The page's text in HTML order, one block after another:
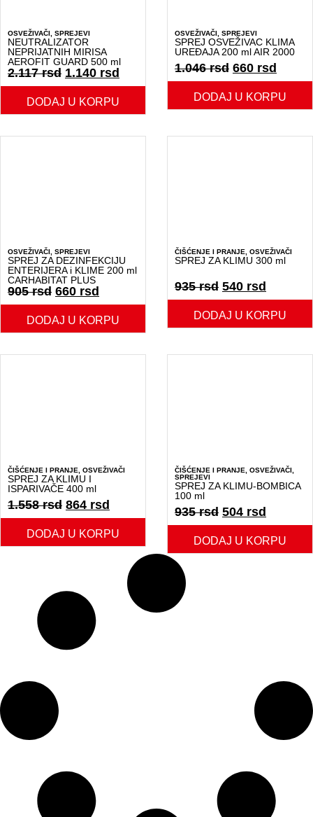
OSVEŽIVAČI , SPREJEVI
NEUTRALIZATOR
NEPRIJATNIH MIRISA
AEROFIT GUARD 500 ml
2.117rsd 1.140 rsd
DODAJ U KORPU
OSVEŽIVAČI , SPREJEVI
SPREJ OSVEŽIVAC KLIMA
UREĐAJA 200 ml AIR 2000
1.046rsd 660 rsd
DODAJ U KORPU
OSVEŽIVAČI , SPREJEVI
SPREJ ZA DEZINFEKCIJU
ENTERIJERA i KLIME 200 ml
CARHABITAT PLUS
905rsd 660 rsd
DODAJ U KORPU
ČIŠĆENJE I PRANJE, OSVEŽIVAČI
SPREJ ZA KLIMU 300 ml
935rsd 540 rsd
DODAJ U KORPU
ČIŠĆENJE I PRANJE, OSVEŽIVAČI
SPREJ ZA KLIMU I
ISPARIVAČE 400 ml
1.558rsd 864 rsd
DODAJ U KORPU
ČIŠĆENJE I PRANJE, OSVEŽIVAČI ,
SPREJEVI
SPREJ ZA KLIMU-BOMBICA
100 ml
935rsd 504 rsd
DODAJ U KORPU